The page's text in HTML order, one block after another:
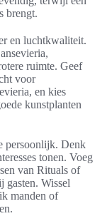
brengt.
en luchtkwaliteit.
ruimte. Geef
voor
en kies
kunstplanten
persoonlijk. Denk
tonen. Voeg
van Rituals of
gasten. Wissel
manden of